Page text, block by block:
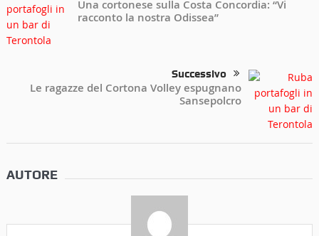
Una cortonese sulla Costa Concordia: “Vi
racconto la nostra Odissea”
Successivo
Le ragazze del Cortona Volley espugnano
Sansepolcro
AUTORE